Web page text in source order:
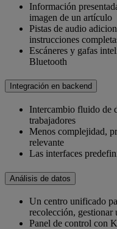
Información
imagen de un artículo
Pistas de audio
instrucciones
Escáneres y gafas
Bluetooth
Integración en backend
Intercambio fluido de
trabajadores
Menos complejidad,
relevante
Las interfaces
Análisis de datos
Un centro unificado
recolección, gestionar
Panel de control con